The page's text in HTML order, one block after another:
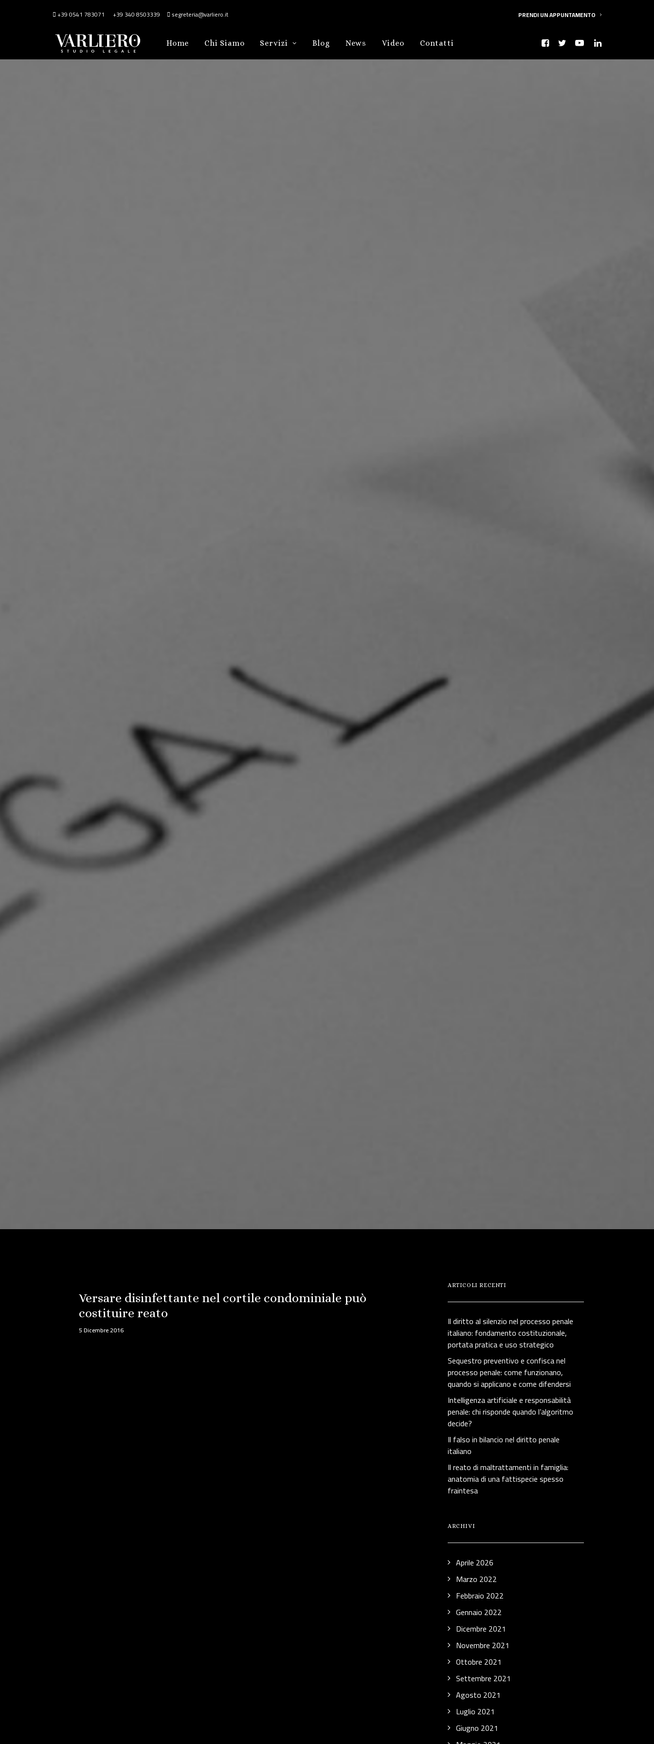
+39 0541 783071 +39 340 8503339 segreteria@varliero.it PRENDI UN APPUNTAMENTO
Home Chi Siamo Servizi Blog News Video Contatti
Versare disinfettante nel cortile condominiale può
costituire reato
5 Dicembre 2016
ARTICOLI RECENTI
Il diritto al silenzio nel processo penale
italiano: fondamento costituzionale,
portata pratica e uso strategico
Sequestro preventivo e confisca nel
processo penale: come funzionano,
quando si applicano e come difendersi
Intelligenza artificiale e responsabilità
penale: chi risponde quando l’algoritmo
decide?
Il falso in bilancio nel diritto penale
italiano
Il reato di maltrattamenti in famiglia:
anatomia di una fattispecie spesso
fraintesa
ARCHIVI
Aprile 2026
Marzo 2022
Febbraio 2022
Gennaio 2022
Dicembre 2021
Novembre 2021
Ottobre 2021
Settembre 2021
Agosto 2021
Luglio 2021
Giugno 2021